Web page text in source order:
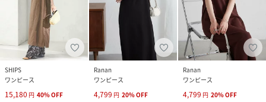
SHIPS
ワンピース
15,180 円 40%OFF
Ranan
ワンピース
4,799 円 20%OFF
Ranan
ワンピース
4,799 円 20%OFF